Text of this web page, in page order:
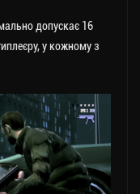
допускає 16
у кожному з